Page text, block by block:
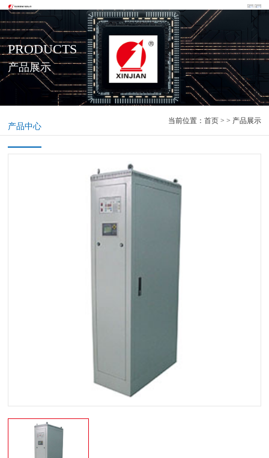
PRODUCTS
产品展示
产品中心
当前位置： 首页> > 产品展示